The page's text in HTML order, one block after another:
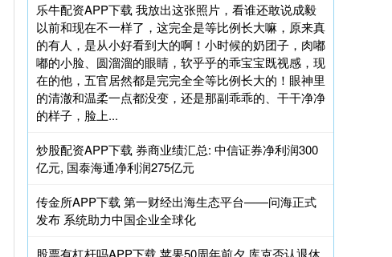
乐牛配资APP下载 我放出这张照片，看谁还敢说成毅
以前和现在不一样了，这完全是等比例长大嘛，原来真
的有人，是从小好看到大的啊！小时候的奶团子，肉嘟
嘟的小脸、圆溜溜的眼睛，软乎乎的乖宝宝既视感，现
在的他，五官居然都是完完全全等比例长大的！眼神里
的清澈和温柔一点都没变，还是那副乖乖的、干干净净
的样子，脸上...
炒股配资APP下载 券商业绩汇总: 中信证券净利润300
亿元, 国泰海通净利润275亿元
传金所APP下载 第一财经出海生态平台——问海正式
发布 系统助力中国企业全球化
股票有杠杆吗APP下载 苹果50周年前夕 库克否认退休